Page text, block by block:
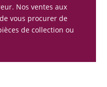
Nos ventes aux
vous procurer de
de collection ou